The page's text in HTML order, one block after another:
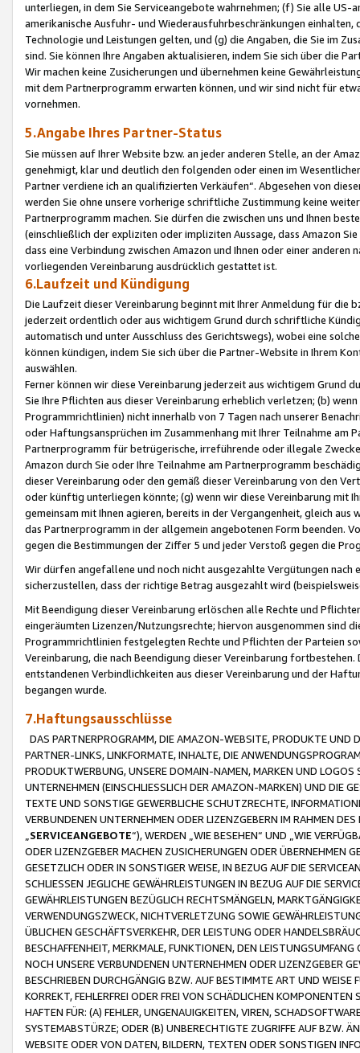
unterliegen, in dem Sie Serviceangebote wahrnehmen; (f) Sie alle
amerikanische Ausfuhr- und Wiederausfuhrbeschränkungen
Technologie und Leistungen gelten, und (g) die Angaben, die Sie im
sind. Sie können Ihre Angaben aktualisieren, indem Sie sich über die
Wir machen keine Zusicherungen und übernehmen keine
mit dem Partnerprogramm erwarten können, und wir sind nicht für
vornehmen.
5.Angabe Ihres Partner-Status
Sie müssen auf Ihrer Website bzw. an jeder anderen Stelle, an der
genehmigt, klar und deutlich den folgenden oder einen im
Partner verdiene ich an qualifizierten Verkäufen“. Abgesehen von
werden Sie ohne unsere vorherige schriftliche Zustimmung keine
Partnerprogramm machen. Sie dürfen die zwischen uns und Ihnen
(einschließlich der expliziten oder impliziten Aussage, dass Amazon
dass eine Verbindung zwischen Amazon und Ihnen oder einer
vorliegenden Vereinbarung ausdrücklich gestattet ist.
6.Laufzeit und Kündigung
Die Laufzeit dieser Vereinbarung beginnt mit Ihrer Anmeldung für die
jederzeit ordentlich oder aus wichtigem Grund durch schriftliche
automatisch und unter Ausschluss des Gerichtswegs), wobei eine
können kündigen, indem Sie sich über die Partner-Website in Ihrem
auswählen.
Ferner können wir diese Vereinbarung jederzeit aus wichtigem Grund
Sie Ihre Pflichten aus dieser Vereinbarung erheblich verletzen; (b)
Programmrichtlinien) nicht innerhalb von 7 Tagen nach unserer
oder Haftungsansprüchen im Zusammenhang mit Ihrer Teilnahme am
Partnerprogramm für betrügerische, irreführende oder illegale
Amazon durch Sie oder Ihre Teilnahme am Partnerprogramm
dieser Vereinbarung oder den gemäß dieser Vereinbarung von den
oder künftig unterliegen könnte; (g) wenn wir diese Vereinbarung mit
gemeinsam mit Ihnen agieren, bereits in der Vergangenheit, gleich
das Partnerprogramm in der allgemein angebotenen Form beenden.
gegen die Bestimmungen der Ziffer 5 und jeder Verstoß gegen die
Wir dürfen angefallene und noch nicht ausgezahlte Vergütungen
sicherzustellen, dass der richtige Betrag ausgezahlt wird
Mit Beendigung dieser Vereinbarung erlöschen alle Rechte und
eingeräumten Lizenzen/Nutzungsrechte; hiervon ausgenommen sind
Programmrichtlinien festgelegten Rechte und Pflichten der Parteien
Vereinbarung, die nach Beendigung dieser Vereinbarung
entstandenen Verbindlichkeiten aus dieser Vereinbarung und der
begangen wurde.
7.Haftungsausschlüsse
DAS PARTNERPROGRAMM, DIE AMAZON-WEBSITE, PRODUKTE UND
PARTNER-LINKS, LINKFORMATE, INHALTE, DIE
PRODUKTWERBUNG, UNSERE DOMAIN-NAMEN, MARKEN UND
UNTERNEHMEN (EINSCHLIESSLICH DER AMAZON-MARKEN) UND DIE
TEXTE UND SONSTIGE GEWERBLICHE SCHUTZRECHTE,
VERBUNDENEN UNTERNEHMEN ODER LIZENZGEBERN IM RAHMEN
SERVICEANGEBOTE“), WERDEN „WIE BESEHEN“ UND „WIE
ODER LIZENZGEBER MACHEN ZUSICHERUNGEN ODER ÜBERNEHMEN
GESETZLICH ODER IN SONSTIGER WEISE, IN BEZUG AUF DIE
SCHLIESSEN JEGLICHE GEWÄHRLEISTUNGEN IN BEZUG AUF DIE
GEWÄHRLEISTUNGEN BEZÜGLICH RECHTSMÄNGELN,
VERWENDUNGSZWECK, NICHTVERLETZUNG SOWIE
ÜBLICHEN GESCHÄFTSVERKEHR, DER LEISTUNG ODER
BESCHAFFENHEIT, MERKMALE, FUNKTIONEN, DEN
NOCH UNSERE VERBUNDENEN UNTERNEHMEN ODER LIZENZGEBER
BESCHRIEBEN DURCHGÄNGIG BZW. AUF BESTIMMTE ART UND
KORREKT, FEHLERFREI ODER FREI VON SCHÄDLICHEN
HAFTEN FÜR: (A) FEHLER, UNGENAUIGKEITEN, VIREN,
SYSTEMABSTÜRZE; ODER (B) UNBERECHTIGTE ZUGRIFFE AUF BZW.
WEBSITE ODER VON DATEN, BILDERN, TEXTEN ODER SONSTIGEN